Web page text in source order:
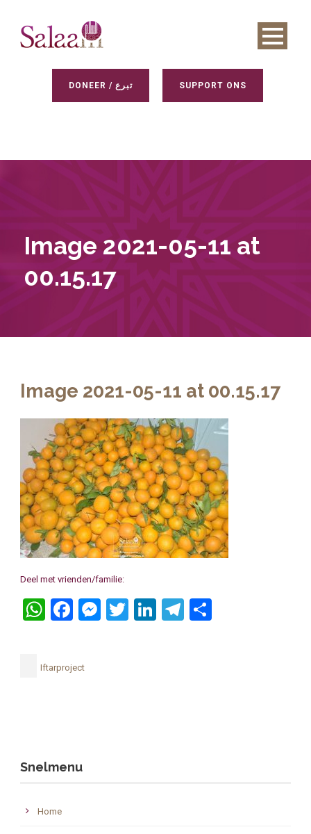
DONEER / تبرع SUPPORT ONS
Image 2021-05-11 at
00.15.17
Image 2021-05-11 at 00.15.17
Deel met vrienden/familie:
WhatsApp
Facebook
Messenger
Twitter
LinkedIn
Telegram
Iftarproject
Snelmenu
Home